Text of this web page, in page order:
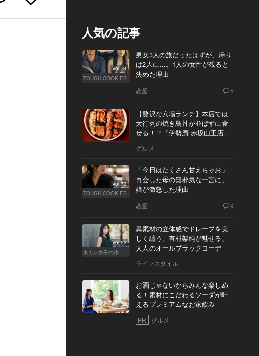
人気の記事
Vol.74
TOUGH COOKIES
男女3人の旅だったはずが、帰り
は2人に…。1人の女性が残ると
決めた理由
恋愛 5
【贅沢な穴場ランチ】本店では
大行列の焼き鳥丼が並ばずに食
せる！？『伊勢廣 赤坂山王店』
グルメ
Vol.73
TOUGH COOKIES
「今日はたくさん甘えちゃお」
再会した母の無邪気な一言に、
娘が激怒した理由
恋愛 9
Vol.53
東カレ女子の作り方
異素材の立体感でドレープを美
しく纏う。有村架純が魅せる、
大人のオールブラックコーデ
ライフスタイル
お酒じゃないからみんな楽しめ
る！素材にこだわるソーダが叶
えるプレミアムなお家飲み
PR グルメ